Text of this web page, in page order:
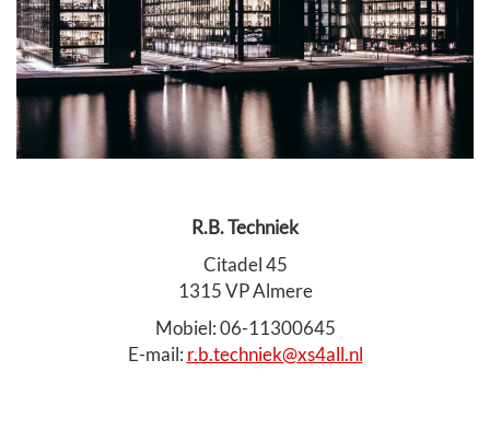
R.B. Techniek
Citadel 45
1315 VP Almere
Mobiel: 06-11300645
E-mail: r.b.techniek@xs4all.nl